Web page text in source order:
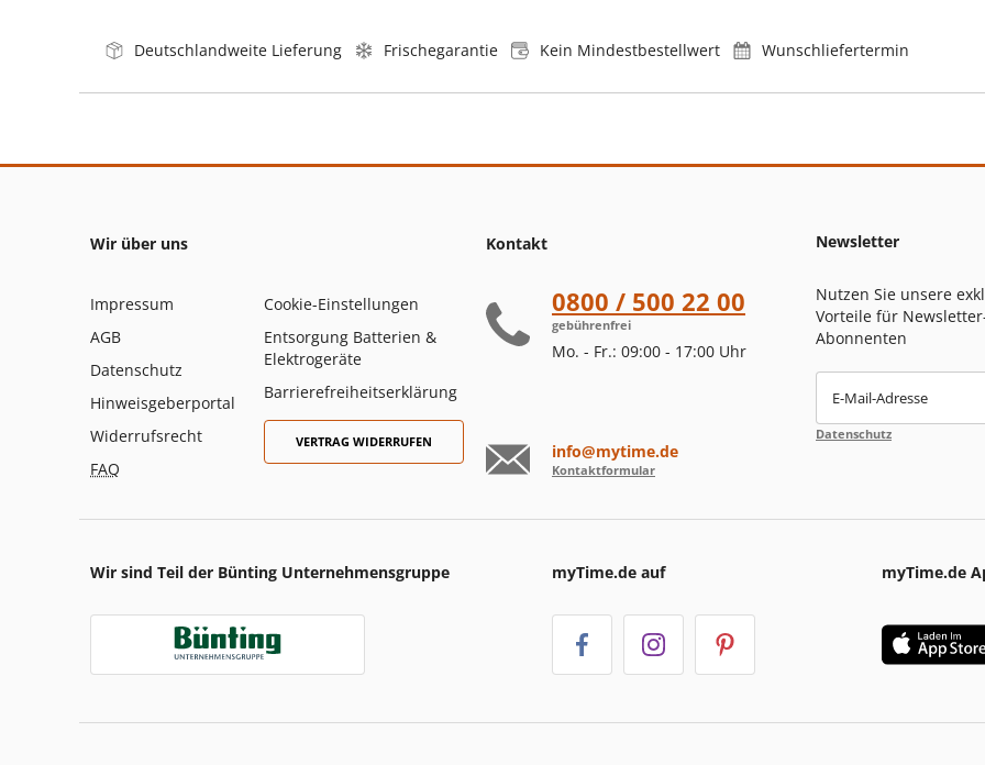
Deutschlandweite Lieferung Frischegarantie Kein Mindestbestellwert Wunschliefertermin
Wir über uns
Impressum
AGB
Datenschutz
Hinweisgeberportal
Widerrufsrecht
FAQ
Cookie-Einstellungen
Entsorgung Batterien &
Elektrogeräte
Barrierefreiheitserklärung
VERTRAG WIDERRUFEN
Kontakt
0800 / 500 22 00
gebührenfrei
Mo. - Fr.: 09:00 - 17:00 Uhr
info@mytime.de
Kontaktformular
Newsletter
Nutzen Sie unsere
Vorteile für
Abonnenten
E-Mail-Adresse
Datenschutz
Wir sind Teil der Bünting Unternehmensgruppe myTime.de auf myTime.de